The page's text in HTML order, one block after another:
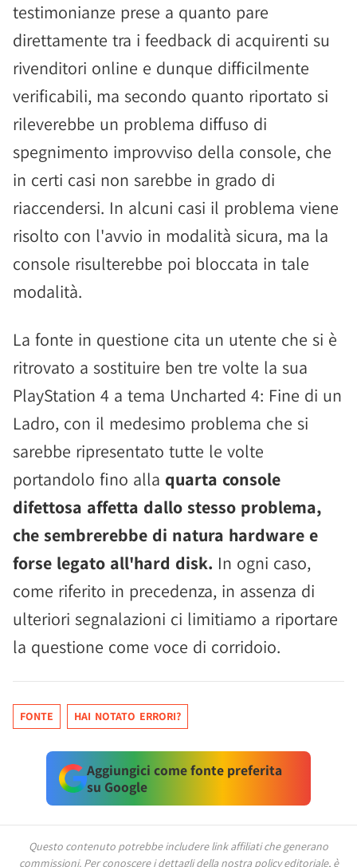
testimonianze prese a quanto pare
direttamente tra i feedback di acquirenti su
rivenditori online e dunque difficilmente
verificabili, ma secondo quanto riportato si
rileverebbe un problema diffuso di
spegnimento improvviso della console, che
in certi casi non sarebbe in grado di
riaccendersi. In alcuni casi il problema viene
risolto con l'avvio in modalità sicura, ma la
console risulterebbe poi bloccata in tale
modalità.
La fonte in questione cita un utente che si è
ritrovato a sostituire ben tre volte la sua
PlayStation 4 a tema Uncharted 4: Fine di un
Ladro, con il medesimo problema che si
sarebbe ripresentato tutte le volte
portandolo fino alla quarta console
difettosa affetta dallo stesso problema,
che sembrerebbe di natura hardware e
forse legato all'hard disk. In ogni caso,
come riferito in precedenza, in assenza di
ulteriori segnalazioni ci limitiamo a riportare
la questione come voce di corridoio.
FONTE HAI NOTATO ERRORI?
Aggiungici come fonte preferita
su Google
Questo contenuto potrebbe includere link affiliati che generano
commissioni. Per conoscere i dettagli della nostra policy editoriale, è